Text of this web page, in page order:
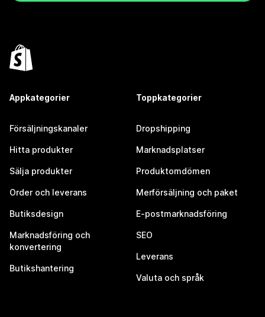
Appkategorier
Försäljningskanaler
Hitta produkter
Sälja produkter
Order och leverans
Butiksdesign
Marknadsföring och
konvertering
Butikshantering
Toppkategorier
Dropshipping
Marknadsplatser
Produktomdömen
Merförsäljning och paket
E-postmarknadsföring
SEO
Leverans
Valuta och språk